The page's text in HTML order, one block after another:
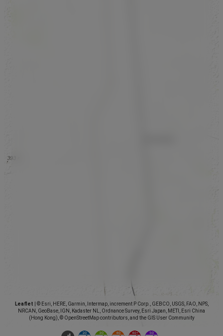
Leaflet
© Esri, HERE, Garmin, Intermap, increment P Corp., GEBCO, USGS, FAO, NPS,
NRCAN, GeoBase, IGN, Kadaster NL, Ordnance Survey, Esri Japan, METI, Esri China
(Hong Kong), © OpenStreetMap contributors, and the GIS User Community